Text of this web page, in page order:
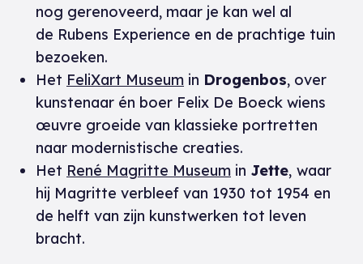
nog gerenoveerd, maar je kan wel al
de Rubens Experience en de prachtige tuin
bezoeken.
Het FeliXart Museum in Drogenbos, over
kunstenaar én boer Felix De Boeck wiens
œuvre groeide van klassieke portretten
naar modernistische creaties.
Het René Magritte Museum in Jette, waar
hij Magritte verbleef van 1930 tot 1954 en
de helft van zijn kunstwerken tot leven
bracht.